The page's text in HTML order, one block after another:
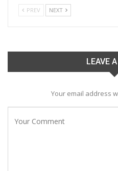
PREV NEXT
LEAVE
Your email address